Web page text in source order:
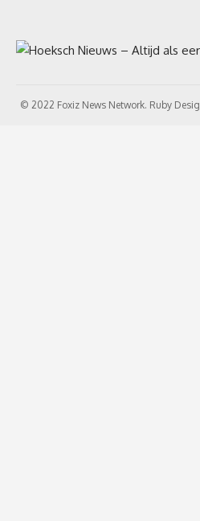
© 2022 Foxiz News Network. Ruby